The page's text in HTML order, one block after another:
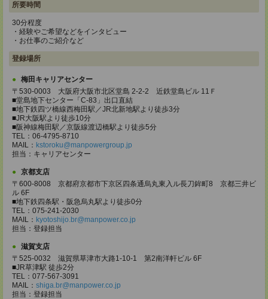
所要時間
30分程度
・経験やご希望などをインタビュー
・お仕事のご紹介など
登録場所
梅田キャリアセンター
〒530-0003 大阪府大阪市北区堂島 2-2-2 近鉄堂島ビル 11Ｆ
■堂島地下センター「C-83」出口直結
■地下鉄四ツ橋線西梅田駅／JR北新地駅より徒歩3分
■JR大阪駅より徒歩10分
■阪神線梅田駅／京阪線渡辺橋駅より徒歩5分
TEL：06-4795-8710
MAIL： kstoroku@manpowergroup.jp
担当：キャリアセンター
京都支店
〒600-8008 京都府京都市下京区四条通烏丸東入ル長刀鉾町8 京都三井ビ
ル 6F
■地下鉄四条駅・阪急烏丸駅より徒歩0分
TEL：075-241-2030
MAIL： kyotoshijo.br@manpower.co.jp
担当：登録担当
滋賀支店
〒525-0032 滋賀県草津市大路1-10-1 第2南洋軒ビル 6F
■JR草津駅 徒歩2分
TEL：077-567-3091
MAIL： shiga.br@manpower.co.jp
担当：登録担当